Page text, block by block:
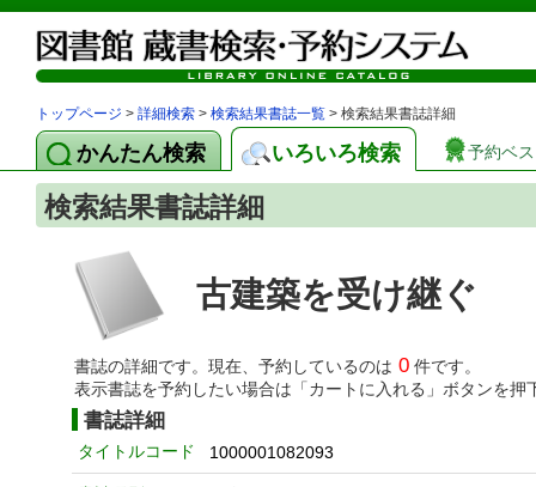
トップページ > 詳細検索 > 検索結果書誌一覧 > 検索結果書誌詳細
かんたん検索 いろいろ検索 予約ベ
検索結果書誌詳細
古建築を受け継ぐ
書誌の詳細です。現在、予約しているのは 0 件です。
表示書誌を予約したい場合は「カートに入れる」ボタンを押
書誌詳細
タイトルコード 1000001082093